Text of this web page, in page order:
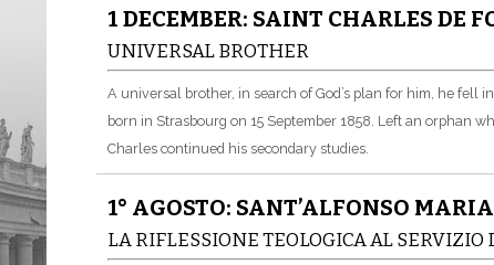
1 DECEMBER: SAINT CHARLES DE
UNIVERSAL BROTHER
A universal brother, in search of God’s plan for him, he fell
born in Strasbourg on 15 September 1858. Left an orphan
Charles continued his secondary studies.
1° AGOSTO: SANT’ALFONSO
LA RIFLESSIONE TEOLOGICA AL SERVIZIO